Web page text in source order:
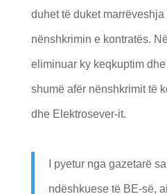
duhet të duket marrëveshja
nënshkrimin e kontratës.
eliminuar ky keqkuptim
shumë afër nënshkrimit të
dhe Elektrosever-it.
I pyetur nga gazetarë
ndëshkuese të BE-së,